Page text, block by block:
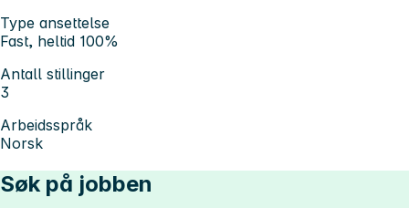
Type ansettelse
Fast, heltid 100%
Antall stillinger
3
Arbeidsspråk
Norsk
Søk på jobben